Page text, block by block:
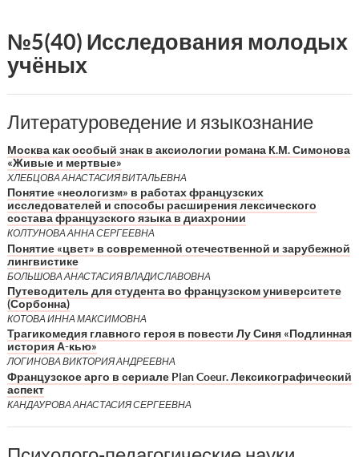
№5(40) Исследования молодых
учёных
Литературоведение и языкознание
Москва как особый знак в аксиологии романа К.М. Симонова
«Живые и мертвые»
ХЛЕБЦОВА АНАСТАСИЯ ВИТАЛЬЕВНА
Понятие «неологизм» в работах французских
исследователей и способы расширения лексического
состава французского языка в диахронии
КОЛТУНОВА АННА СЕРГЕЕВНА
Понятие «цвет» в современной отечественной и зарубежной
лингвистике
БОЛЬШОВА АНАСТАСИЯ ВЛАДИСЛАВОВНА
Путеводитель для студента во французском университете
(Сорбонна)
КОТОВА ИННА МАКСИМОВНА
Трагикомедия главного героя в повести Лу Синя «Подлинная
история А-кью»
ЛОГИНОВА ВИКТОРИЯ АНДРЕЕВНА
Французское арго в сериале Plan Coeur. Лексикографический
аспект
КАНДАУРОВА АНАСТАСИЯ СЕРГЕЕВНА